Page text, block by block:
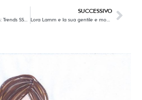
SUCCESSIVO
Lora Lamm e la sua gentile e modernissima grafica.